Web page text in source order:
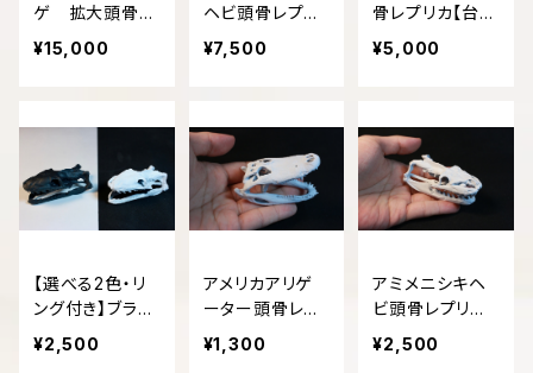
ゲ 拡大頭骨レ
プリカ
¥15,000
ヘビ頭骨レプリ
カ【台座付き】
¥7,500
骨レプリカ【台座
付き】
¥5,000
【選べる2色・リ
ング付き】ブラッ
ドパイソン 頭
骨レプリカ
¥2,500
アメリカアリゲ
ーター頭骨レプ
リカ【手のひらサ
イズ】
¥1,300
アミメニシキヘ
ビ頭骨レプリ
カ 【手のひらサ
イズ】
¥2,500